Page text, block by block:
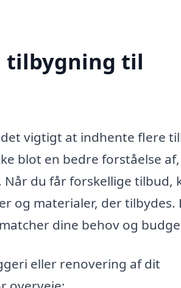
tilbygning til
vigtigt at indhente flere
blot en bedre forståelse
du får forskellige tilbud,
og materialer, der tilbydes.
dine behov og
eller renovering af dit